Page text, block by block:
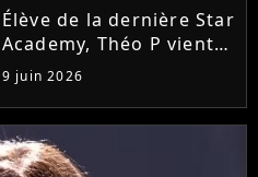
Élève de la dernière Star
Academy, Théo P vient
de sortir son premier
single Garçon solide. En
interview, l'ancien
candidat se livre à
coeur ouvert sur
9 juin 2026